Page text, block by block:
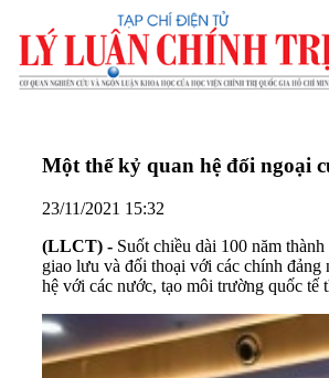
Một thế kỷ quan hệ đối ngoại
23/11/2021 15:32
(LLCT) - Suốt chiều dài 100 năm
giao lưu và đối thoại với các chính đảng
hệ với các nước, tạo môi trường quốc tế